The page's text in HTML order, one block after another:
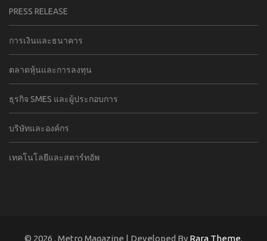
PRESS RELEASE
การเงินและธนาคาร
ตลาดหุ้นและการลงทุน
ธุรกิจ SMES และผู้ประกอบการ
บริษัทและองค์กร
เทคโนโลยีและสตาร์ทอัพ
© 2026 . Metro Magazine | Developed By Rara Theme.